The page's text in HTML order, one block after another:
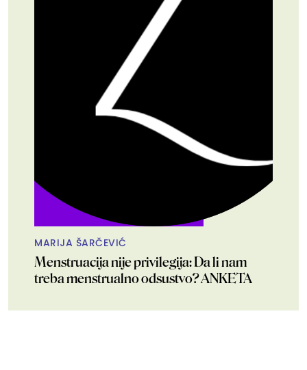
MARIJA ŠARČEVIĆ
Menstruacija nije privilegija: Da li nam
treba menstrualno odsustvo? ANKETA